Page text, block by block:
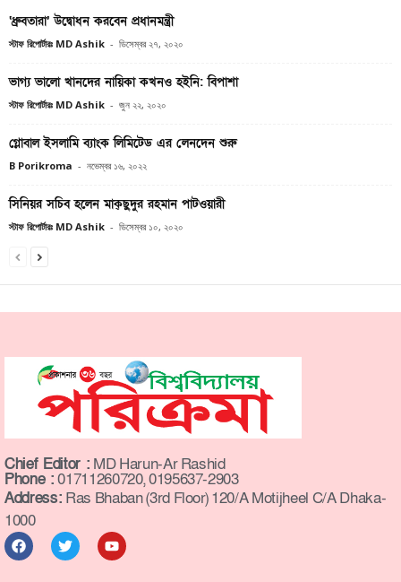
‘ধ্রুবতারা’ উদ্বোধন করবেন প্রধানমন্ত্রী
স্টাফ রিপোর্টারঃ MD Ashik - ডিসেম্বর ২৭, ২০২০
ভাগ্য ভালো খানদের নায়িকা কখনও হইনি: বিপাশা
স্টাফ রিপোর্টারঃ MD Ashik - জুন ২২, ২০২০
গ্লোবাল ইসলামি ব্যাংক লিমিটেড এর লেনদেন শুরু
B Porikroma - নভেম্বর ১৬, ২০২২
সিনিয়র সচিব হলেন মাক্ছুদুর রহমান পাটওয়ারী
স্টাফ রিপোর্টারঃ MD Ashik - ডিসেম্বর ১০, ২০২০
Chief Editor : MD Harun-Ar Rashid
Phone :01711260720, 0195637-2903
Address: Ras Bhaban (3rd Floor) 120/A Motijheel C/A Dhaka-
1000